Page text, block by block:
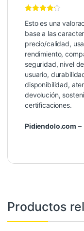
Interna4
de 5
Esto es una
base a las
precio/calidad,
rendimiento,
seguridad, nivel
usuario,
disponibilidad,
devolución,
certificaciones.
Pidiendolo.com –
Productos